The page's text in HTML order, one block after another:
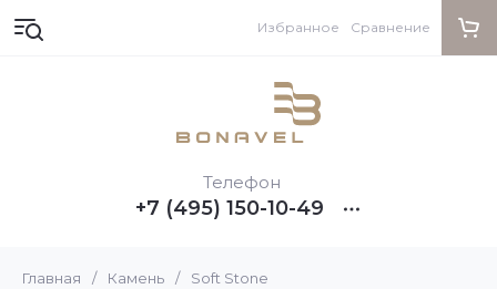
Телефон
+7 (495) 150-10-49
Избранное Сравнение
Главная / Камень / Soft Stone